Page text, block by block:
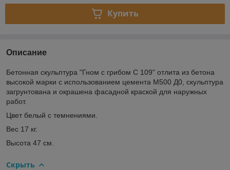
Купить
Описание
Бетонная скульптура "Гном с грибом С 109" отлита из бетона
высокой марки с использованием цемента М500 Д0, скульптура
загрунтована и окрашена фасадной краской для наружных
работ.
Цвет белый с темнениями.
Вес 17 кг.
Высота 47 см.
Скрыть